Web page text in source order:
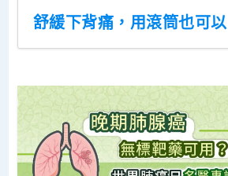
舒緩下背痛，用滾筒也可以